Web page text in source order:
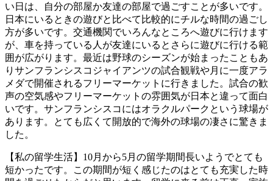
い日は、自分の部屋か友達の部屋で過ごすことが多いです。
日本にいるときの遊びと比べて比較的にチルな時間の過ごし
方が多いです。交通機関でいろんなところへ遊びに行けます
が、車を持っている人が友達にいるとさらに遊びに行ける範
囲が広がります。最近は野球のシーズンが始まったこともあ
りサンフランシスコジャイアンツの試合観戦や月に一度アラ
メダで開催されるフリーマーケットに行きました。試合の歓
声の空気感やフリーマーケットの雰囲気が日本と違って面白
いです。サンフランシスコにはオラクルパークという球場が
あります。とても広くて開放的で海外の球場の凄さに驚きま
した。
【私の留学生活】10月から5月の留学期間長いようでとても
短かったです。この期間が短く感じたのはとても充実した時